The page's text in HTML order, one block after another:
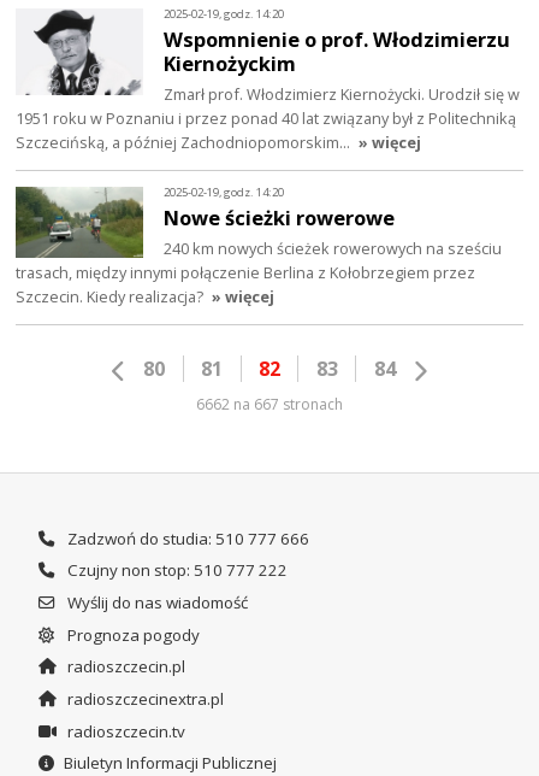
2025-02-19, godz. 14:20
Wspomnienie o prof. Włodzimierzu
Kiernożyckim
Zmarł prof. Włodzimierz Kiernożycki. Urodził się w
1951 roku w Poznaniu i przez ponad 40 lat związany był z Politechniką
Szczecińską, a później Zachodniopomorskim… » więcej
2025-02-19, godz. 14:20
Nowe ścieżki rowerowe
240 km nowych ścieżek rowerowych na sześciu
trasach, między innymi połączenie Berlina z Kołobrzegiem przez
Szczecin. Kiedy realizacja? » więcej
80 81 82 83 84
6662 na 667 stronach
Zadzwoń do studia: 510 777 666
Czujny non stop: 510 777 222
Wyślij do nas wiadomość
Prognoza pogody
radioszczecin.pl
radioszczecinextra.pl
radioszczecin.tv
Biuletyn Informacji Publicznej